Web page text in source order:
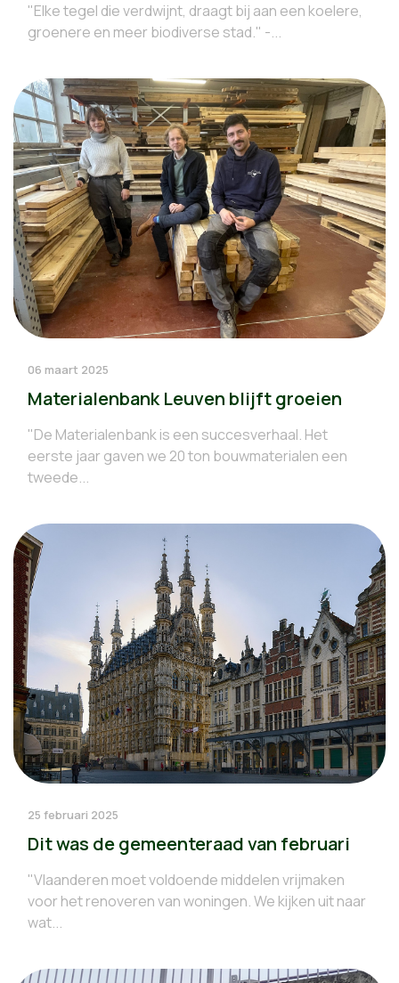
"Elke tegel die verdwijnt, draagt bij aan een koelere,
groenere en meer biodiverse stad." -...
06 maart 2025
Materialenbank Leuven blijft groeien
"De Materialenbank is een succesverhaal. Het
eerste jaar gaven we 20 ton bouwmaterialen een
tweede...
25 februari 2025
Dit was de gemeenteraad van februari
"Vlaanderen moet voldoende middelen vrijmaken
voor het renoveren van woningen. We kijken uit naar
wat...